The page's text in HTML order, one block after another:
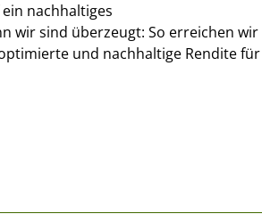
nachhaltiges
wir sind überzeugt: So erreichen wir
und nachhaltige Rendite für